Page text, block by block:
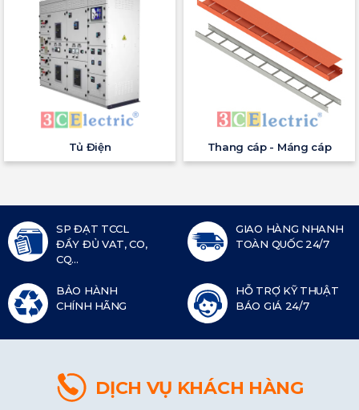
Tủ Điện Thang cáp - Máng cáp
SP ĐẠT TCCL
ĐẦY ĐỦ VAT, CO,
CQ...
GIAO HÀNG NHANH
TOÀN QUỐC 24/7
BẢO HÀNH
CHÍNH HÃNG
HỖ TRỢ KỸ THUẬT
BÁO GIÁ 24/7
DỊCH VỤ KHÁCH HÀNG